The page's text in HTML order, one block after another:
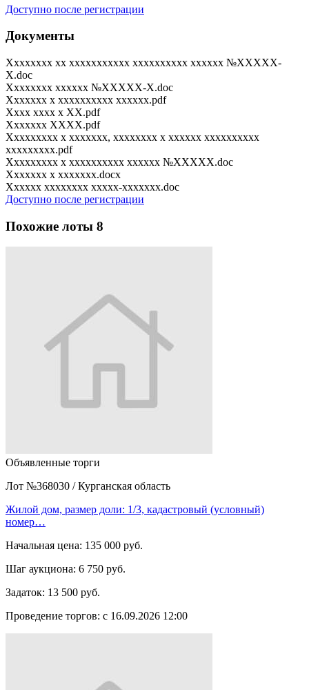
Доступно после регистрации
Документы
Xxxxxxxx xx xxxxxxxxxxx xxxxxxxxxx xxxxxx №XXXXX-
X.doc
Xxxxxxxx xxxxxx №XXXXX-X.doc
Xxxxxxx x xxxxxxxxxx xxxxxx.pdf
Xxxx xxxx x XX.pdf
Xxxxxxx XXXX.pdf
Xxxxxxxxx x xxxxxxx, xxxxxxxx x xxxxxx xxxxxxxxxx
xxxxxxxxx.pdf
Xxxxxxxxx x xxxxxxxxxx xxxxxx №XXXXX.doc
Xxxxxxx x xxxxxxx.docx
Xxxxxx xxxxxxxx xxxxx-xxxxxxx.doc
Доступно после регистрации
Похожие лоты 8
Объявленные торги
Лот №368030 / Курганская область
Жилой дом, размер доли: 1/3, кадастровый (условный)
номер…
Начальная цена: 135 000 руб.
Шаг аукциона: 6 750 руб.
Задаток: 13 500 руб.
Проведение торгов: с 16.09.2026 12:00